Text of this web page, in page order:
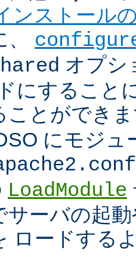
ンストール
オプシ
にすること
ことができ
にモジュ
LoadModule
サーバの起
ロードする